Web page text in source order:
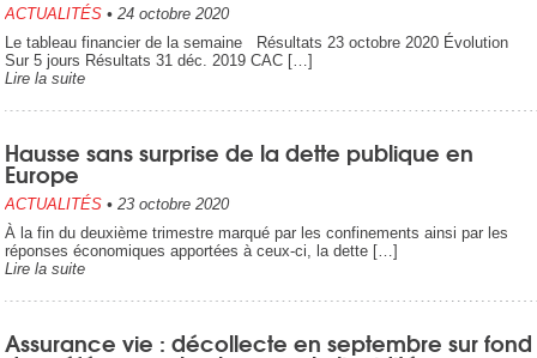
ACTUALITÉS • 24 octobre 2020
Le tableau financier de la semaine Résultats 23 octobre 2020 Évolution
Sur 5 jours Résultats 31 déc. 2019 CAC […]
Lire la suite
Hausse sans surprise de la dette publique en
Europe
ACTUALITÉS • 23 octobre 2020
À la fin du deuxième trimestre marqué par les confinements ainsi par les
réponses économiques apportées à ceux-ci, la dette […]
Lire la suite
Assurance vie : décollecte en septembre sur fond